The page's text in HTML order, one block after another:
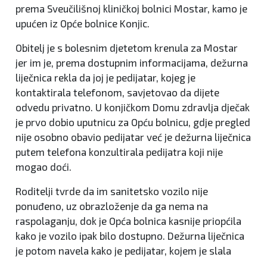
prema Sveučilišnoj kliničkoj bolnici Mostar, kamo je
upućen iz Opće bolnice Konjic.
Obitelj je s bolesnim djetetom krenula za Mostar
jer im je, prema dostupnim informacijama, dežurna
liječnica rekla da joj je pedijatar, kojeg je
kontaktirala telefonom, savjetovao da dijete
odvedu privatno. U konjičkom Domu zdravlja dječak
je prvo dobio uputnicu za Opću bolnicu, gdje pregled
nije osobno obavio pedijatar već je dežurna liječnica
putem telefona konzultirala pedijatra koji nije
mogao doći.
Roditelji tvrde da im sanitetsko vozilo nije
ponuđeno, uz obrazloženje da ga nema na
raspolaganju, dok je Opća bolnica kasnije priopćila
kako je vozilo ipak bilo dostupno. Dežurna liječnica
je potom navela kako je pedijatar, kojem je slala